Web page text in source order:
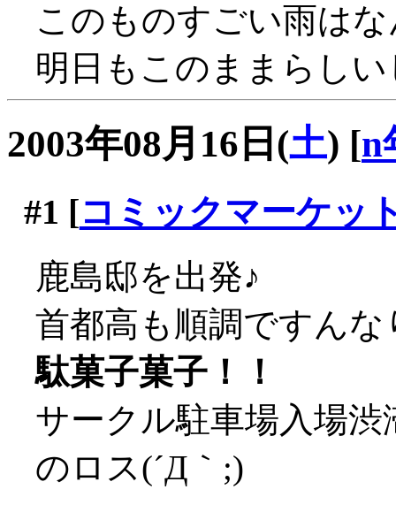
このものすごい雨は
明日もこのままらし
2003年08月16日(土) [n
#1 [コミックマーケッ
鹿島邸を出発♪
首都高も順調ですん
駄菓子菓子！！
サークル駐車場入場
のロス(´Д｀;)